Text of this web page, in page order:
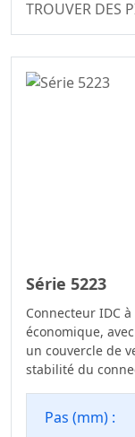
TROUVER DES
Série 5223
Connecteur IDC
économique,
un couvercle de
stabilité du
Pas (mm) :